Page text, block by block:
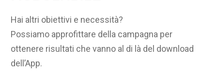
Hai altri obiettivi e necessità?
Possiamo approfittare della campagna per
ottenere risultati che vanno al di là del download
dell’App.